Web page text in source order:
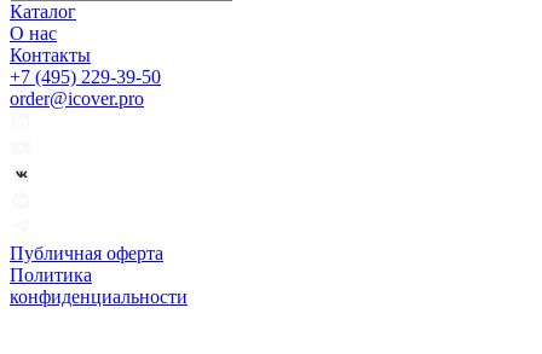
Каталог
О нас
Контакты
+7 (495) 229-39-50
order@icover.pro
Публичная оферта
Политика
конфиденциальности